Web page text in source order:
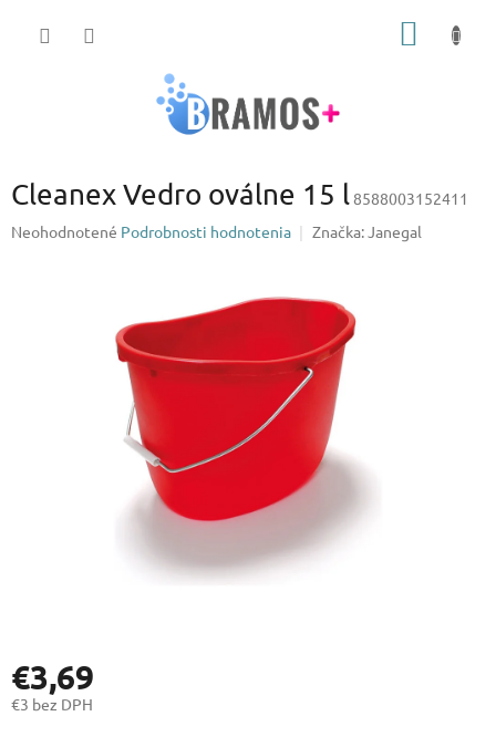
Cleanex Vedro oválne 15 l8588003152411
Priemerné
Neohodnotené Podrobnosti hodnotenia Značka:Janegal
€3,69
€3 bez DPH